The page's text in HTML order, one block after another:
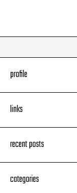
profile
links
recent posts
categories